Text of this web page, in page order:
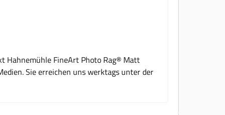
Hahnemühle FineArt Photo Rag® Matt
Sie erreichen uns werktags unter der